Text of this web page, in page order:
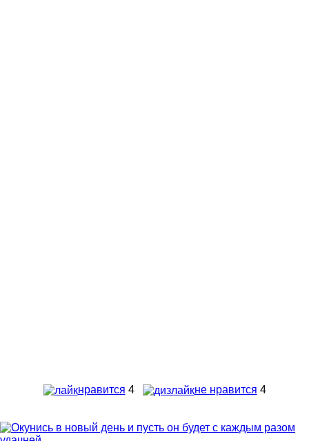
нравится 4 не нравится 4